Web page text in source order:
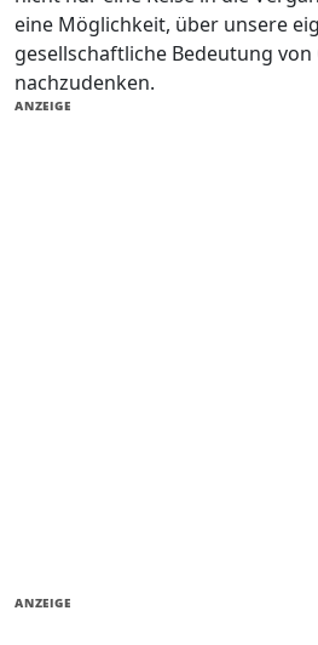
eine Möglichkeit, über unsere
gesellschaftliche Bedeutung von
nachzudenken.
ANZEIGE
ANZEIGE